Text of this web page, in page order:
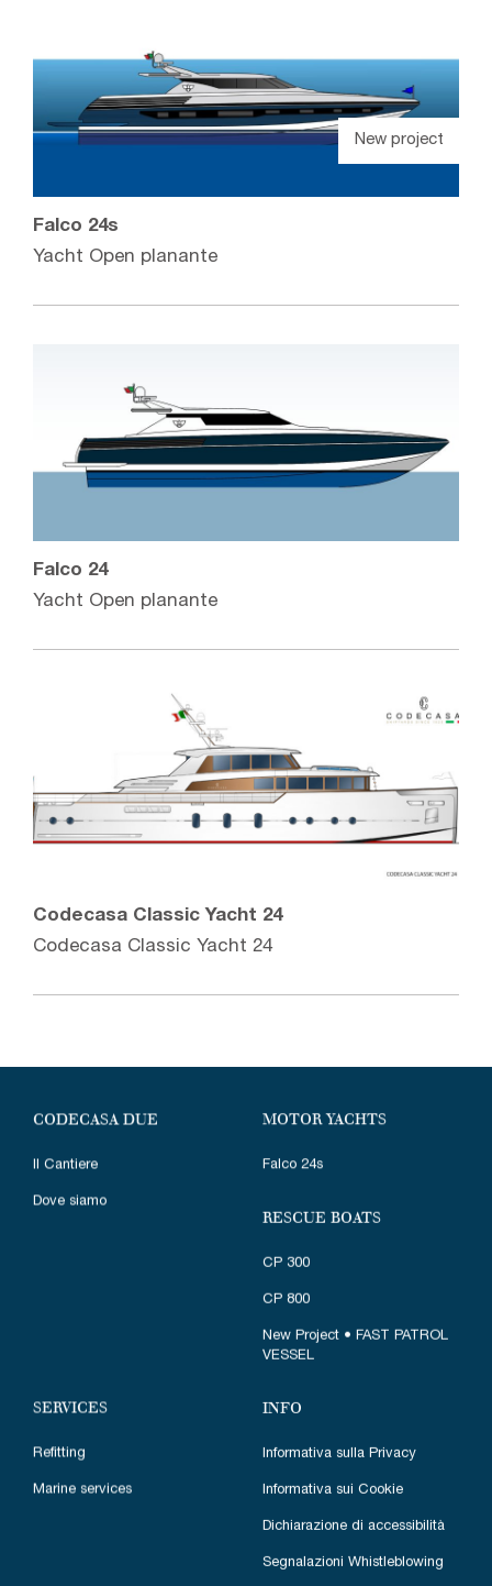
New project
Falco 24s
Yacht Open planante
Falco 24
Yacht Open planante
Codecasa Classic Yacht 24
Codecasa Classic Yacht 24
CODECASA DUE
Il Cantiere
Dove siamo
MOTOR YACHTS
Falco 24s
RESCUE BOATS
CP 300
CP 800
New Project • FAST PATROL
VESSEL
SERVICES
Refitting
Marine services
INFO
Informativa sulla Privacy
Informativa sui Cookie
Dichiarazione di accessibilità
Segnalazioni Whistleblowing